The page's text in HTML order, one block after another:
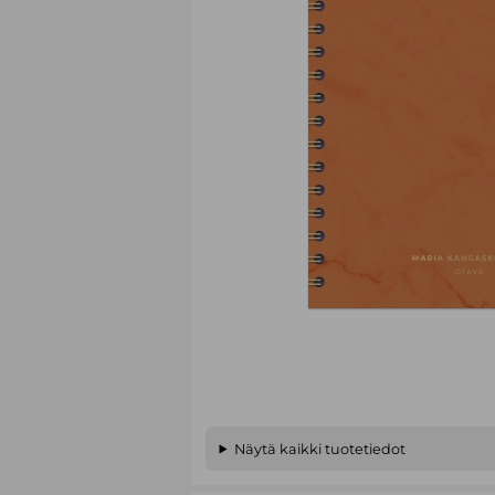
Näytä kaikki tuotetiedot